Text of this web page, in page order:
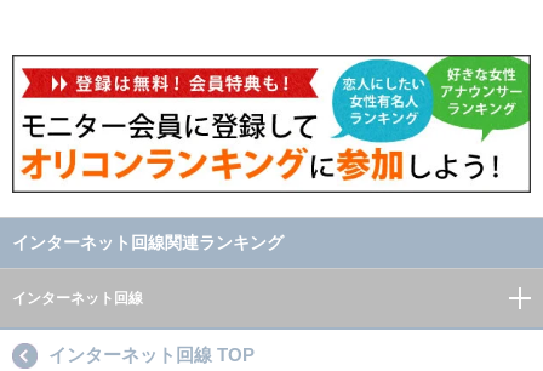
インターネット回線関連ランキング
インターネット回線
インターネット回線 TOP